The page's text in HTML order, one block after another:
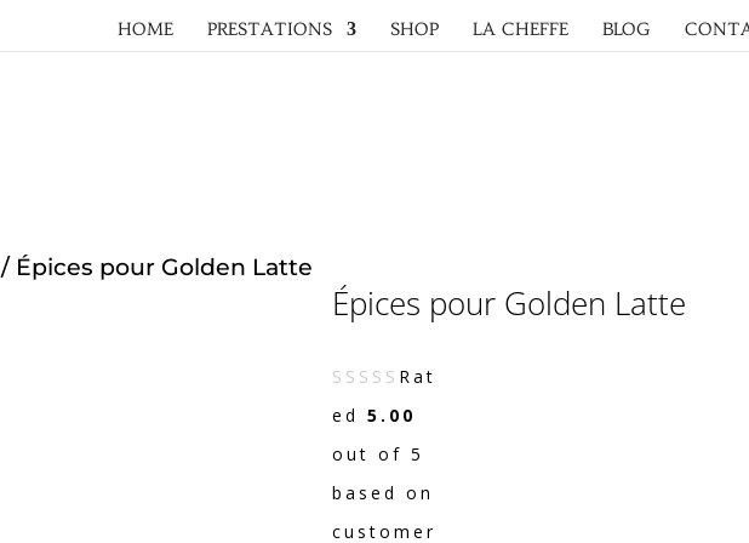
HOME PRESTATIONS SHOP LA CHEFFE BLOG
/ Épices pour Golden Latte
Épices pour Golden Latte
Rat
ed 5.00
out of 5
based on
customer